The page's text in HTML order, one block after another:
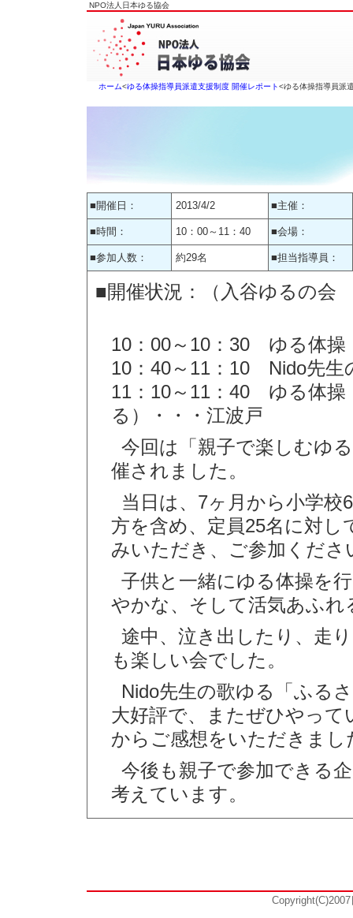
NPO法人日本ゆる協会
ホーム<ゆる体操指導員派遣支援制度 開催レポート<ゆる体操指導員派
■開催日： 2013/4/2 ■主催：
■時間： 10：00～11：40 ■会場：
■参加人数： 約29名 ■担当指導員：
■開催状況：（入谷ゆるの会
10：00～10：30 ゆる体操
10：40～11：10 Nido先生
11：10～11：40 ゆる体操
る）・・・江波戸
今回は「親子で楽しむゆ
催されました。
当日は、7ヶ月から小学
方を含め、定員25名に対し
みいただき、ご参加くださ
子供と一緒にゆる体操を
やかな、そして活気あふれ
途中、泣き出したり、走
も楽しい会でした。
Nido先生の歌ゆる「ふる
大好評で、またぜひやっ
からご感想をいただきまし
今後も親子で参加できる
考えています。